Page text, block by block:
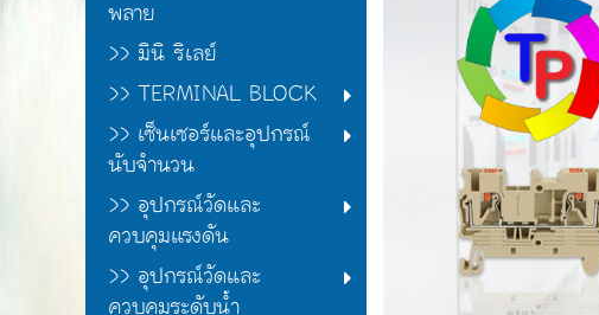
พลาย
>> มินิ ริเลย์
>> TERMINAL BLOCK
>> เซ็นเซอร์และอุปกรณ์
นับจำนวน
>> อุปกรณ์วัดและ
ควบคุมแรงดัน
>> อุปกรณ์วัดและ